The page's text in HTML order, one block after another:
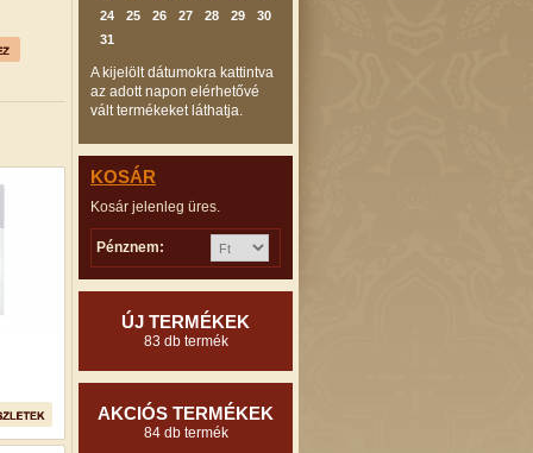
24
25 26 27 28 29
30
31
A kijelölt dátumokra kattintva
az adott napon elérhetővé
vált termékeket láthatja.
KOSÁR
Kosár jelenleg üres.
Pénznem:
ÚJ TERMÉKEK
83 db termék
AKCIÓS TERMÉKEK
84 db termék